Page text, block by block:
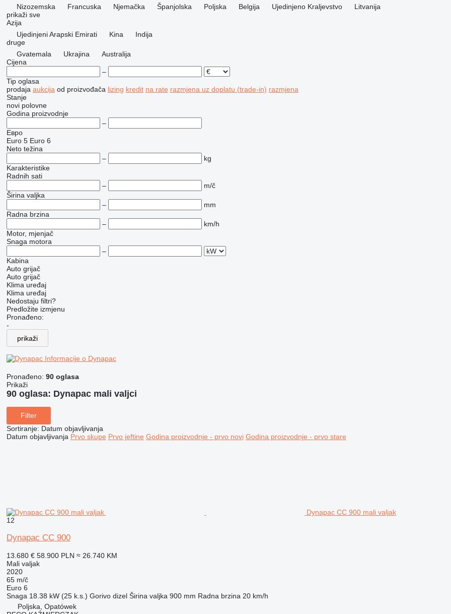
Nizozemska
Francuska Njemačka Španjolska Poljska Belgija Ujedinjeno Kraljevstvo
Litvanija
prikaži sve
Azija
Ujedinjeni Arapski Emirati
Kina
Indija
druge
Gvatemala
Ukrajina
Australija
Cijena
–
Tip oglasa
prodaja aukcija od proizvođača lizing kredit na rate razmjena uz doplatu (trade-in) razmjena
Stanje
novi polovne
Godina proizvodnje
–
Евро
Euro 5 Euro 6
Neto težina
–
kg
Karakteristike
Radnih sati
–
m/č
Širina valjka
–
mm
Radna brzina
–
km/h
Motor, mjenjač
Snaga motora
–
Kabina
Auto grijač
Auto grijač
Klima uređaj
Klima uređaj
Nedostaju filtri?
Predložite izmjenu
Pronađeno:
-
prikaži
Informacije o Dynapac
Pronađeno: 90 oglasa
Prikaži
90 oglasa: Dynapac mali valjci
Filter
Sortiranje: Datum objavljivanja
Datum objavljivanja Prvo skupe Prvo jeftine Godina proizvodnje - prvo novi Godina proizvodnje - prvo stare
Dynapac CC 900 mali valjak
12
Dynapac CC 900
13.680 € 58.900 PLN ≈ 26.740 KM
Mali valjak
2020
65 m/č
Euro 6
Snaga 18.38 kW (25 k.s.) Gorivo dizel Širina valjka 900 mm Radna brzina 20 km/h
Poljska, Opatówek